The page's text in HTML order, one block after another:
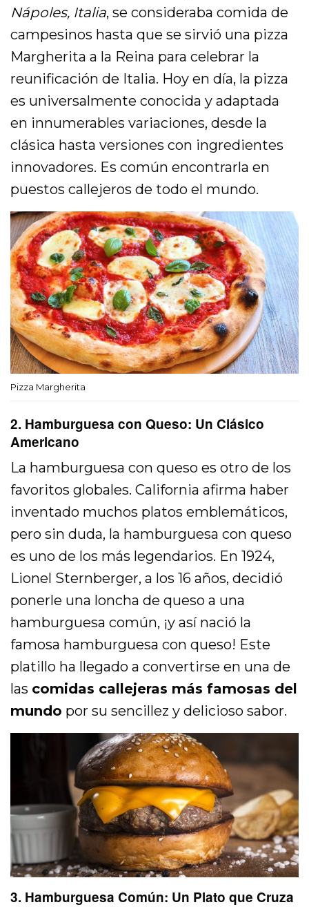
Nápoles, Italia, se consideraba comida de
campesinos hasta que se sirvió una pizza
Margherita a la Reina para celebrar la
reunificación de Italia. Hoy en día, la pizza
es universalmente conocida y adaptada
en innumerables variaciones, desde la
clásica hasta versiones con ingredientes
innovadores. Es común encontrarla en
puestos callejeros de todo el mundo.
Pizza Margherita
2. Hamburguesa con Queso: Un Clásico
Americano
La hamburguesa con queso es otro de los
favoritos globales. California afirma haber
inventado muchos platos emblemáticos,
pero sin duda, la hamburguesa con queso
es uno de los más legendarios. En 1924,
Lionel Sternberger, a los 16 años, decidió
ponerle una loncha de queso a una
hamburguesa común, ¡y así nació la
famosa hamburguesa con queso! Este
platillo ha llegado a convertirse en una de
las comidas callejeras más famosas del
mundo por su sencillez y delicioso sabor.
3. Hamburguesa Común: Un Plato que Cruza